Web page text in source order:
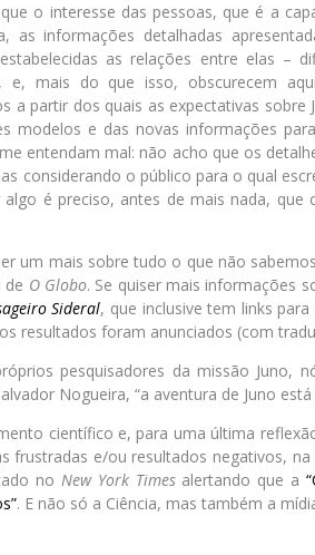
o interesse das pessoas, que é a
as informações detalhadas
as relações entre elas –
e, mais do que isso, obscurecem
a partir dos quais as expectativas
modelos e das novas informações
entendam mal: não acho que os
considerando o público para o qual
é preciso, antes de mais nada, que
um mais sobre tudo o que não
de O Globo. Se quiser mais informações
Sideral, que inclusive tem links
resultados foram anunciados (com
pesquisadores da missão Juno,
Nogueira, “a aventura de Juno
científico e, para uma última
frustradas e/ou resultados negativos,
no New York Timesalertando que a
. E não só a Ciência, mas também a